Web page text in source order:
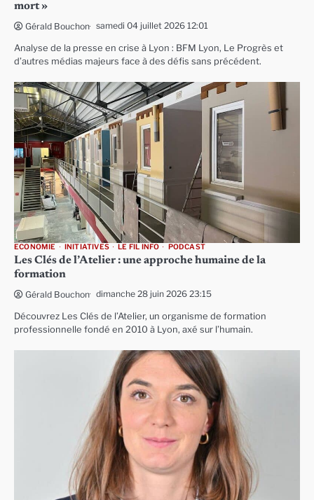
mort »
Gérald Bouchon samedi 04 juillet 2026 12:01
Analyse de la presse en crise à Lyon : BFM Lyon, Le Progrès et
d’autres médias majeurs face à des défis sans précédent.
ECONOMIE INITIATIVES LE FIL INFO PODCAST
Les Clés de l’Atelier : une approche humaine de la
formation
Gérald Bouchon dimanche 28 juin 2026 23:15
Découvrez Les Clés de l’Atelier, un organisme de formation
professionnelle fondé en 2010 à Lyon, axé sur l’humain.